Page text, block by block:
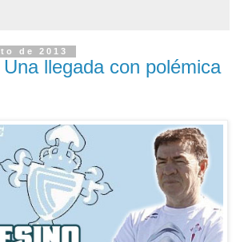
de 2013
llegada con polémica